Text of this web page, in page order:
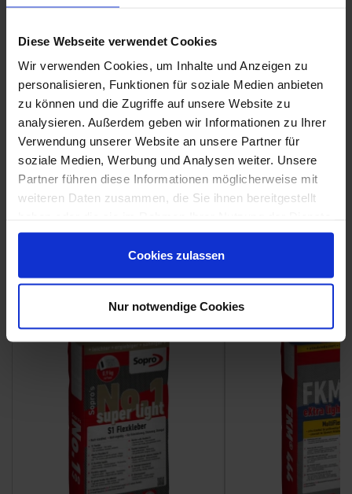
Diese Webseite verwendet Cookies
Wir verwenden Cookies, um Inhalte und Anzeigen zu
personalisieren, Funktionen für soziale Medien anbieten
zu können und die Zugriffe auf unsere Website zu
analysieren. Außerdem geben wir Informationen zu Ihrer
Verwendung unserer Website an unsere Partner für
soziale Medien, Werbung und Analysen weiter. Unsere
Partner führen diese Informationen möglicherweise mit
weiteren Daten zusammen, die Sie ihnen bereitgestellt
gesammelt haben.
Cookies zulassen
Nur notwendige Cookies
V4
Marca Corona Miniature Aroma Malto
Die hier gezeigten "Prints" sind ein Auszug aus dem Farbspiel und
dienen als beispielhafte Darstellung. Es können weitere "Prints"
enthalten sein.
Weitere Serien von Marca Corona
Showroom